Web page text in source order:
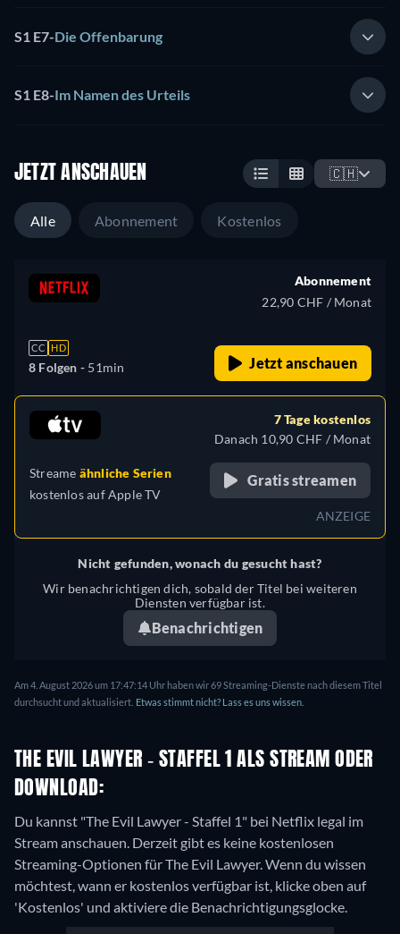
S1 E7-Die Offenbarung
S1 E8-Im Namen des Urteils
JETZT ANSCHAUEN 🇨🇭
Alle Abonnement Kostenlos
CC HD
8 Folgen - 51min
Abonnement
22,90 CHF / Monat
Jetzt anschauen
Streame ähnliche Serien
kostenlos aufApple TV
7 Tage kostenlos
Danach 10,90 CHF / Monat
Gratis streamen
ANZEIGE
Nicht gefunden, wonach du gesucht hast?
Wir benachrichtigen dich, sobald der Titel bei weiteren
Diensten verfügbar ist.
Benachrichtigen
Am 4. August 2026 um 17:47:14 Uhr haben wir 69 Streaming-Dienste nach diesem Titel
durchsucht und aktualisiert. Etwas stimmt nicht? Lass es uns wissen.
THE EVIL LAWYER - STAFFEL 1 ALS STREAM ODER
DOWNLOAD:
Du kannst "The Evil Lawyer - Staffel 1" bei Netflix legal im
Stream anschauen. Derzeit gibt es keine kostenlosen
Streaming-Optionen für The Evil Lawyer. Wenn du wissen
möchtest, wann er kostenlos verfügbar ist, klicke oben auf
'Kostenlos' und aktiviere die Benachrichtigungsglocke.